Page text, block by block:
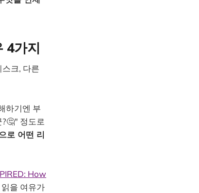
4가지
크, 다른
하기엔 부
정도로
로 어떤 리
How
을 여유가